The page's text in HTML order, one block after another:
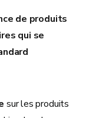
de produits
qui se
sur les produits